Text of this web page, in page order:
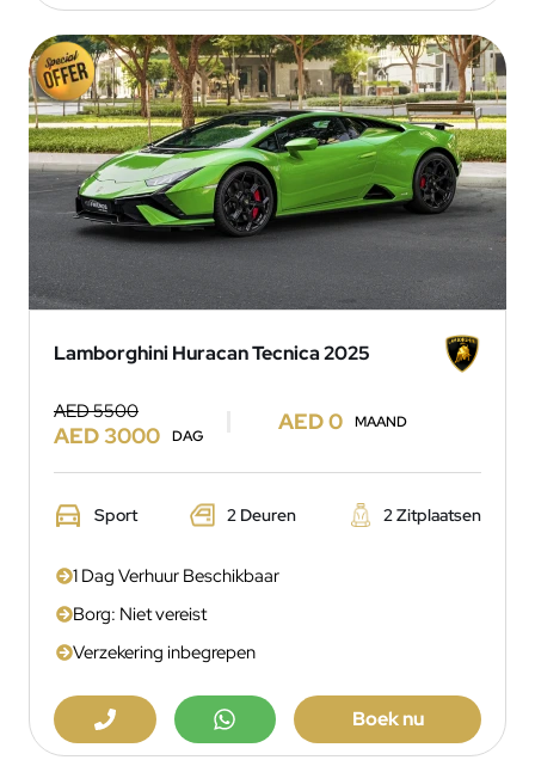
Lamborghini Huracan Tecnica 2025
AED 5500
AED 3000 DAG
AED 0 MAAND
Sport 2 Deuren 2 Zitplaatsen
1 Dag Verhuur Beschikbaar
Borg: Niet vereist
Verzekering inbegrepen
Boek nu